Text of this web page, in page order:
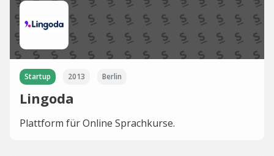
Startup 2013 Berlin
Lingoda
Plattform für Online Sprachkurse.